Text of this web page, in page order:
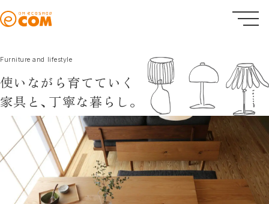
Furniture and lifestyle
使いながら育てていく
家具と、丁寧な暮らし。